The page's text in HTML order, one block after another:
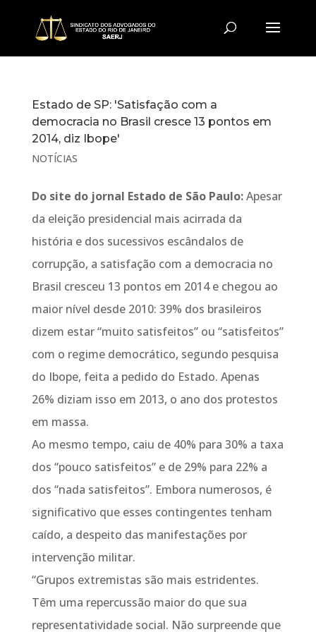
Estado de SP: 'Satisfação com a
democracia no Brasil cresce 13 pontos em
2014, diz Ibope'
NOTÍCIAS
Do site do jornal Estado de São Paulo:Apesar
da eleição presidencial mais acirrada da
história e dos sucessivos escândalos de
corrupção, a satisfação com a democracia no
Brasil cresceu 13 pontos em 2014 e chegou ao
maior nível desde 2010: 39% dos brasileiros
dizem estar “muito satisfeitos” ou “satisfeitos”
com o regime democrático, segundo pesquisa
do Ibope, feita a pedido do Estado. Apenas
26% diziam isso em 2013, o ano dos protestos
em massa.
Ao mesmo tempo, caiu de 40% para 30% a taxa
dos “pouco satisfeitos” e de 29% para 22% a
dos “nada satisfeitos”. Embora numerosos, é
significativo que esses contingentes tenham
caído, a despeito das manifestações por
intervenção militar.
“Grupos extremistas são mais estridentes.
Têm uma repercussão maior do que sua
representatividade social. Não surpreende que